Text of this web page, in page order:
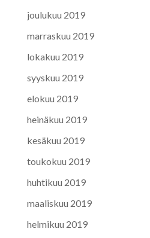
joulukuu 2019
marraskuu 2019
lokakuu 2019
syyskuu 2019
elokuu 2019
heinäkuu 2019
kesäkuu 2019
toukokuu 2019
huhtikuu 2019
maaliskuu 2019
helmikuu 2019